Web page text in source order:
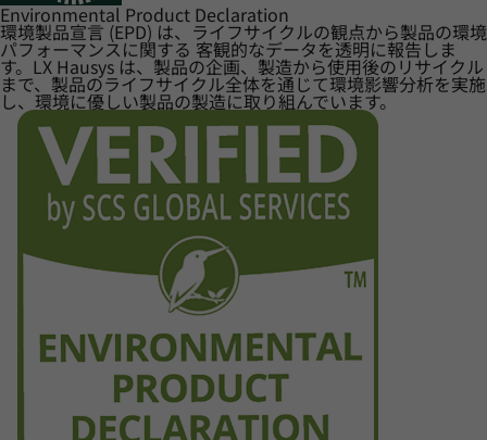
Environmental Product Declaration
環境製品宣言 (EPD) は、ライフサイクルの観点から製品の環境
パフォーマンスに関する 客観的なデータを透明に報告しま
す。LX Hausys は、製品の企画、製造から使用後のリサイクル
まで、製品のライフサイクル全体を通じて環境影響分析を実施
し、環境に優しい製品の製造に取り組んでいます。